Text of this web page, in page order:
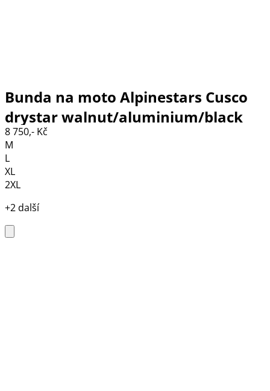
Bunda na moto Alpinestars Cusco
drystar walnut/aluminium/black
8 750,- Kč
M
L
XL
2XL
+2 další